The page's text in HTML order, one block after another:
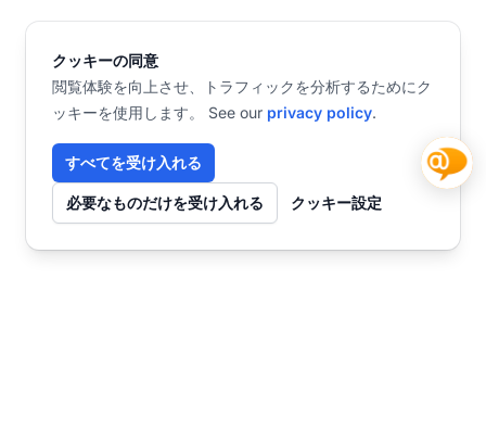
クッキーの同意
閲覧体験を向上させ、トラフィックを分析するためにク
ッキーを使用します。 See our privacy policy.
すべてを受け入れる
必要なものだけを受け入れる クッキー設定